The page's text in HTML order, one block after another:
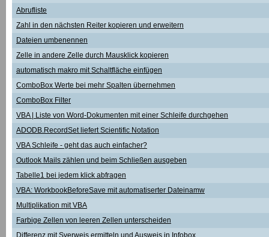
Abrufliste
Zahl in den nächsten Reiter kopieren und erweitern
Dateien umbenennen
Zelle in andere Zelle durch Mausklick kopieren
automatisch makro mit Schaltfläche einfügen
ComboBox Werte bei mehr Spalten übernehmen
ComboBox Filter
VBA | Liste von Word-Dokumenten mit einer Schleife durchgehen
ADODB.RecordSet liefert Scientific Notation
VBA Schleife - geht das auch einfacher?
Outlook Mails zählen und beim Schließen ausgeben
Tabelle1 bei jedem klick abfragen
VBA: WorkbookBeforeSave mit automatiserter Dateinamw
Multiplikation mit VBA
Farbige Zellen von leeren Zellen unterscheiden
Differenz mit Sverweis ermitteln und Ausweis in Infobox